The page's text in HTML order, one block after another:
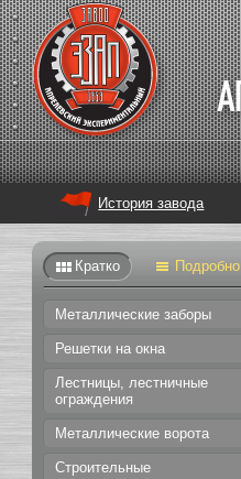
История завода
Кратко Подробно
Металлические заборы
Решетки на окна
Лестницы, лестничные
ограждения
Металлические ворота
Строительные